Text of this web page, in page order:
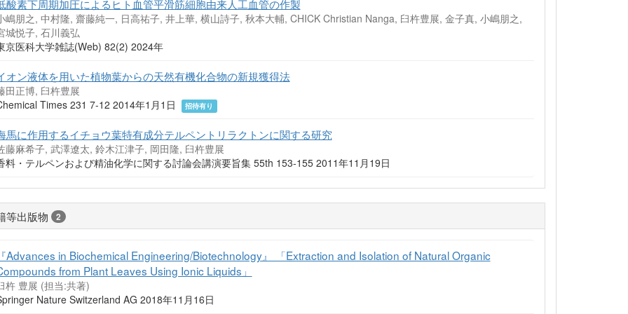
酸素下周期加圧によるヒト血管平滑筋細胞由来人工血管の作製
嶋朋之, 中村隆, 齋藤純一, 日高祐子, 井上華, 横山詩子, 秋本大輔, CHICK Christian Nanga, 臼杵豊展, 金子真, 小嶋朋之,
城悦子, 石川義弘
京医科大学雑誌(Web) 82(2) 2024年
オン液体を用いた植物葉からの天然有機化合物の新規獲得法
田正博, 臼杵豊展
Times 231 7-12 2014年1月1日
招待有り
馬に作用するイチョウ葉特有成分テルペントリラクトンに関する研究
藤麻希子, 武澤遼太, 鈴木江津子, 岡田隆, 臼杵豊展
料・テルペンおよび精油化学に関する討論会講演要旨集 55th 153-155 2011年11月19日
等出版物 2
Advances in Biochemical Engineering/Biotechnology』 「Extraction and Isolation of Natural Organic
from Plant Leaves Using Ionic Liquids」
杵 豊展 (担当:共著)
Nature Switzerland AG 2018年11月16日